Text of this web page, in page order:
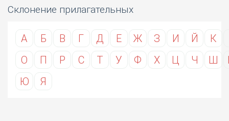
Склонение прилагательных
А Б В Г Д Е Ж З И Й К
О
П Р С Т У Ф Х Ц Ч Ш
Ю
Я